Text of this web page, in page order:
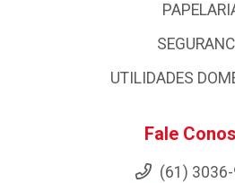
UTILIDADES
Fale
(61)